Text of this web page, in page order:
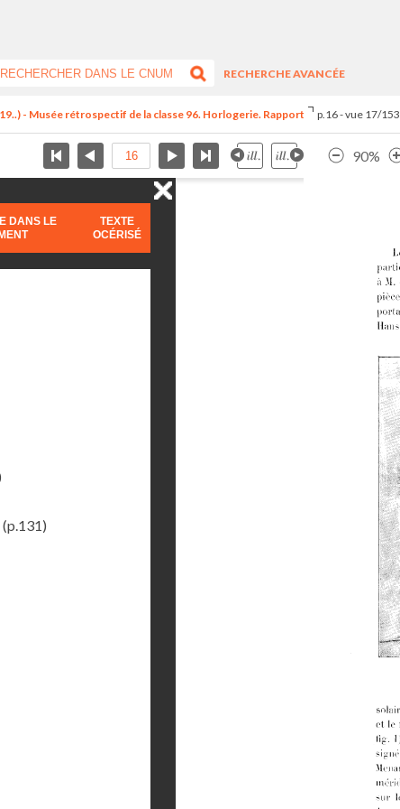
RECHERCHE AVANCÉE
- Musée rétrospectif de la classe 96. Horlogerie. Rapport p.16 - vue 17/153
90%
DANS LE
TEXTE
OCÉRISÉ
(p.131)